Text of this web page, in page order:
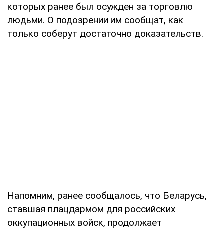
которых ранее был осужден за торговлю
людьми. О подозрении им сообщат, как
только соберут достаточно доказательств.
Напомним, ранее сообщалось, что Беларусь,
ставшая плацдармом для российских
оккупационных войск, продолжает